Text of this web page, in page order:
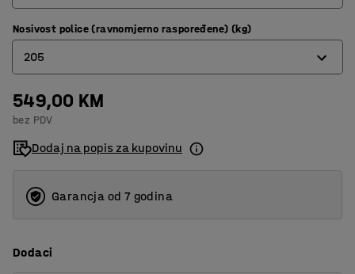
320
400
500
600
800
Nosivost police (ravnomjerno raspoređene) (kg)
205
180
205
549,00 KM
bez PDV
Dodaj na popis za kupovinu
Garancja od 7 godina
Dodaci